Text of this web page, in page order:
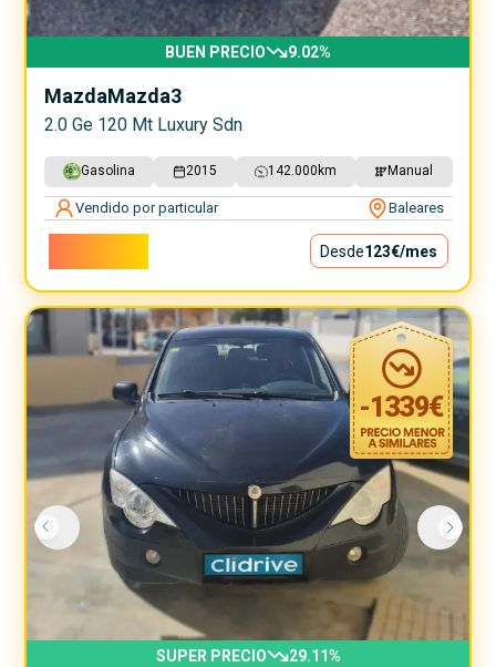
BUEN PRECIO 9.02%
MazdaMazda3
2.0 Ge 120 Mt Luxury Sdn
Gasolina 2015 142.000 km Manual
Vendido por particular Baleares
Desde123€/mes
-1339€
SUPER PRECIO 29.11%